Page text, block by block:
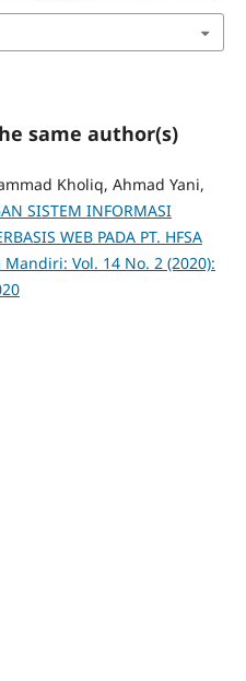
same author(s)
Kholiq, Ahmad Yani,
SISTEM INFORMASI
WEB PADA PT. HFSA
Vol. 14 No. 2 (2020):